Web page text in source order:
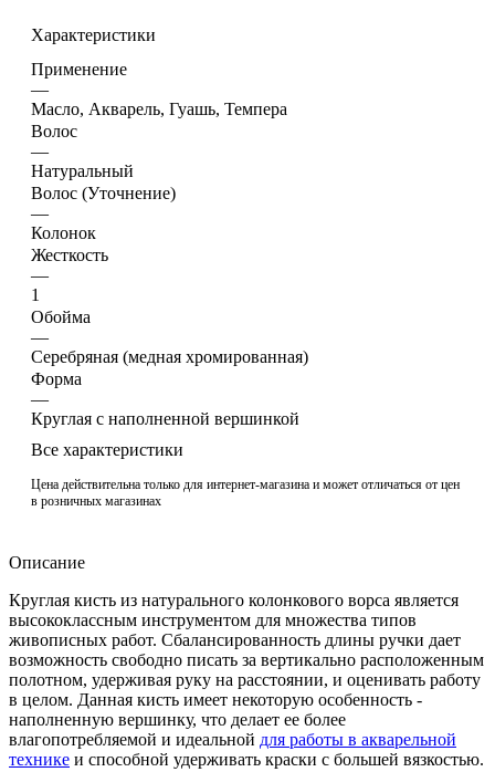
Характеристики
Применение
—
Масло, Акварель, Гуашь, Темпера
Волос
—
Натуральный
Волос (Уточнение)
—
Колонок
Жесткость
—
1
Обойма
—
Cеребряная (медная хромированная)
Форма
—
Круглая с наполненной вершинкой
Все характеристики
Цена действительна только для интернет-магазина и может отличаться от цен
в розничных магазинах
Описание
Круглая кисть из натурального колонкового ворса является
высококлассным инструментом для множества типов
живописных работ. Сбалансированность длины ручки дает
возможность свободно писать за вертикально расположенным
полотном, удерживая руку на расстоянии, и оценивать работу
в целом. Данная кисть имеет некоторую особенность -
наполненную вершинку, что делает ее более
влагопотребляемой и идеальной для работы в акварельной
технике и способной удерживать краски с большей вязкостью.